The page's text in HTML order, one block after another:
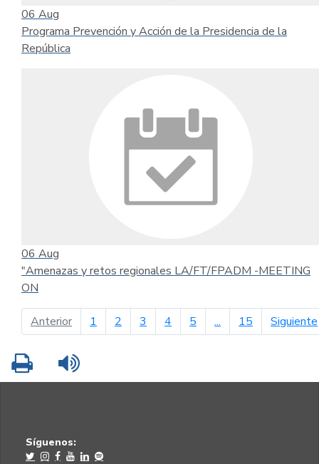
06 Aug
Programa Prevención y Acción de la Presidencia de la
República
06 Aug
"Amenazas y retos regionales LA/FT/FPADM -MEETING
ON
Anteriorpágina anterior
1 2 3 4 5 ... 15 Siguiente
Imprimir
Síguenos: